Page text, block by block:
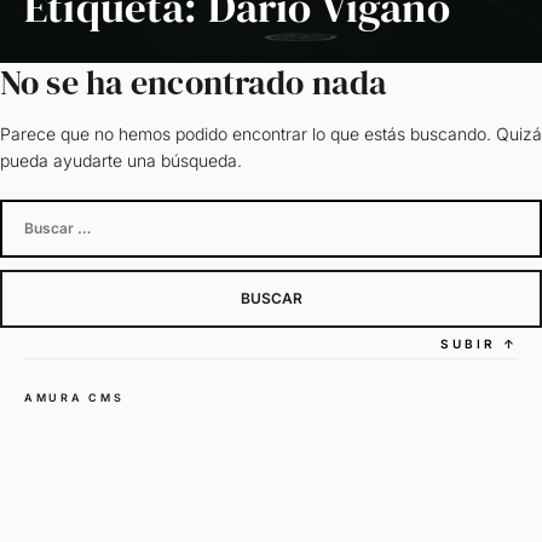
No se ha encontrado nada
Parece que no hemos podido encontrar lo que estás buscando. Quizá
pueda ayudarte una búsqueda.
SUBIR ↑
AMURA CMS